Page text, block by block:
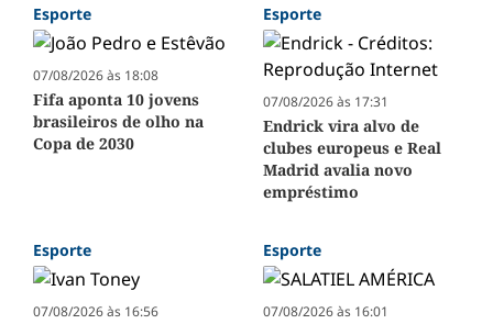
Esporte
07/08/2026 às 18:08
Fifa aponta 10 jovens
brasileiros de olho na
Copa de 2030
Esporte
07/08/2026 às 17:31
Endrick vira alvo de
clubes europeus e Real
Madrid avalia novo
empréstimo
Esporte
07/08/2026 às 16:56
Esporte
07/08/2026 às 16:01